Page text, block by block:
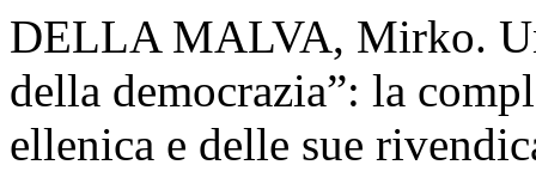
DELLA MALVA, Mirko.
della democrazia”: la
ellenica e delle sue